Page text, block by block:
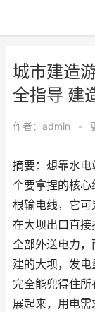
城市建造
全指导 建
作者： admin •
摘要：想靠水
个要拿捏的核
根输电线，它可
在大坝出口直
全部外送电力
建的大坝，发
完全能兜得住
展起来，用电